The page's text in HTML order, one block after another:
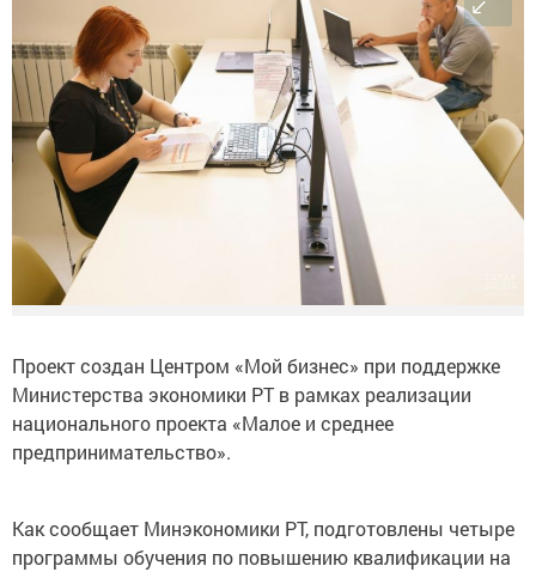
Проект создан Центром «Мой бизнес» при поддержке
Министерства экономики РТ в рамках реализации
национального проекта «Малое и среднее
предпринимательство».
Как сообщает Минэкономики РТ, подготовлены четыре
программы обучения по повышению квалификации на